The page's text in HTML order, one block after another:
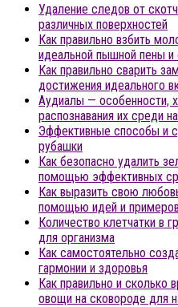
Удаление следов от
различных поверхностей
Как правильно взбить
идеальной пышной пены и
Как правильно сварить
достижения идеального
Аудиалы — особенности,
распознавания их среди
Эффективные способы и
рубашки
Как безопасно удалить
помощью эффективных
Как выразить свою
помощью идей и примеров
Количество клетчатки в
для организма
Как самостоятельно
гармонии и здоровья
Как правильно и сколько
овощи на сковороде для